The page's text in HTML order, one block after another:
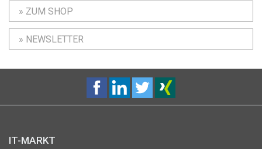
» ZUM SHOP
» NEWSLETTER
IT-MARKT